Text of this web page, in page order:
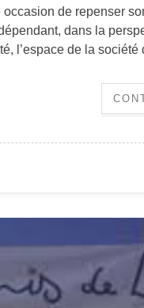
occasion de repenser
dans la
l’espace de la